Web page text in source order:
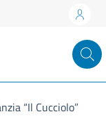
“Il Cucciolo”